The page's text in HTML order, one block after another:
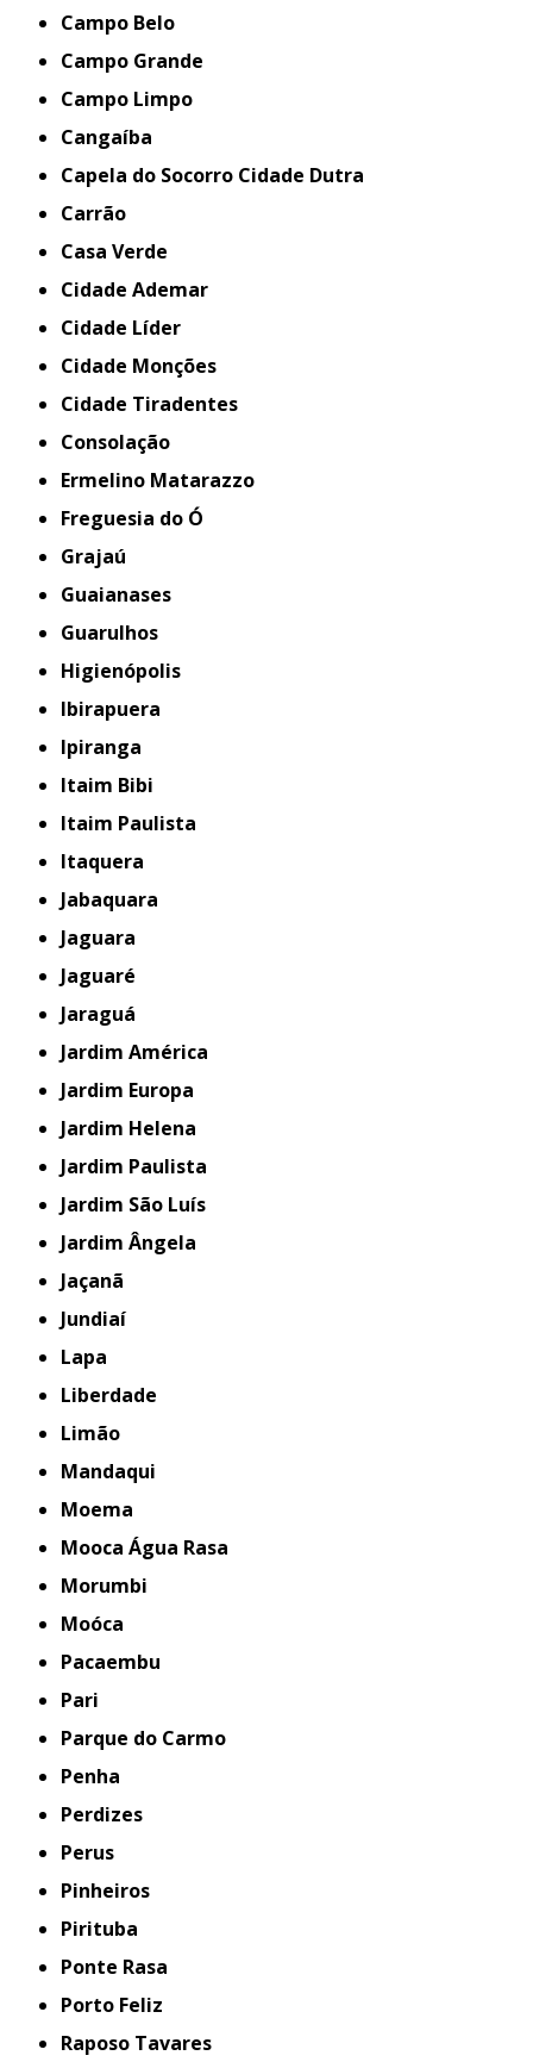
Campo Belo
Campo Grande
Campo Limpo
Cangaíba
Capela do Socorro Cidade Dutra
Carrão
Casa Verde
Cidade Ademar
Cidade Líder
Cidade Monções
Cidade Tiradentes
Consolação
Ermelino Matarazzo
Freguesia do Ó
Grajaú
Guaianases
Guarulhos
Higienópolis
Ibirapuera
Ipiranga
Itaim Bibi
Itaim Paulista
Itaquera
Jabaquara
Jaguara
Jaguaré
Jaraguá
Jardim América
Jardim Europa
Jardim Helena
Jardim Paulista
Jardim São Luís
Jardim Ângela
Jaçanã
Jundiaí
Lapa
Liberdade
Limão
Mandaqui
Moema
Mooca Água Rasa
Morumbi
Moóca
Pacaembu
Pari
Parque do Carmo
Penha
Perdizes
Perus
Pinheiros
Pirituba
Ponte Rasa
Porto Feliz
Raposo Tavares